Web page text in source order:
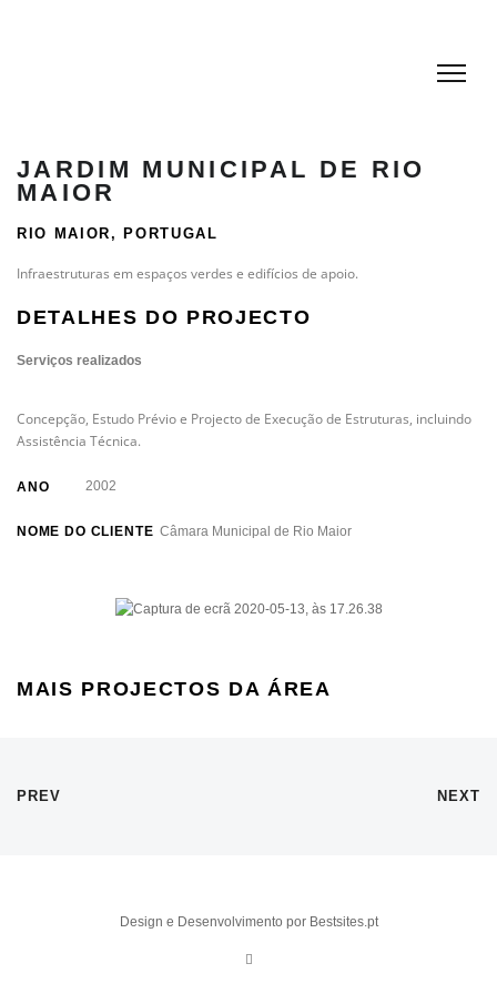
JARDIM MUNICIPAL DE RIO
MAIOR
RIO MAIOR, PORTUGAL
Infraestruturas em espaços verdes e edifícios de apoio.
DETALHES DO PROJECTO
Serviços realizados
Concepção, Estudo Prévio e Projecto de Execução de Estruturas, incluindo
Assistência Técnica.
ANO 2002
NOME DO CLIENTE Câmara Municipal de Rio Maior
MAIS PROJECTOS DA ÁREA
PREV NEXT
Design e Desenvolvimento por Bestsites.pt